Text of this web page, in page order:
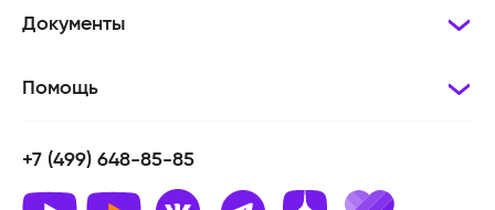
Документы
Помощь
+7 (499) 648-85-85